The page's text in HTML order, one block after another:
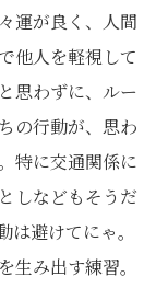
運が良く、人間
他人を軽視して
思わずに、ルー
の行動が、思わ
特に交通関係に
しなどもそうだ
避けてにゃ。
み出す練習。